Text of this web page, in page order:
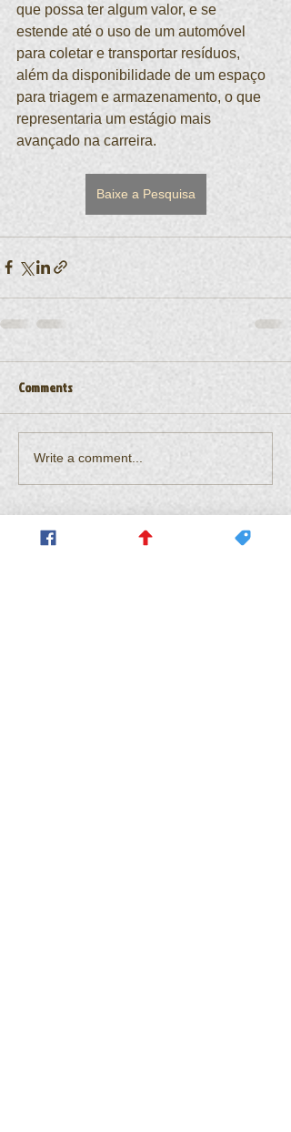
que possa ter algum valor, e se
estende até o uso de um automóvel
para coletar e transportar resíduos,
além da disponibilidade de um espaço
para triagem e armazenamento, o que
representaria um estágio mais
avançado na carreira.
Baixe a Pesquisa
Comments
Write a comment...